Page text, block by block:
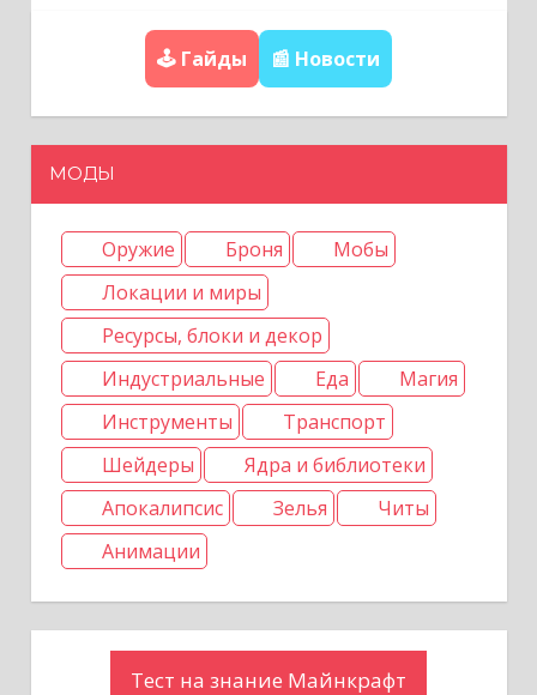
и
с
🕹️ Гайды 📰 Новости
МОДЫ
Оружие Броня
Мобы
Локации и миры
Ресурсы, блоки и декор
Индустриальные
Еда
Магия
Инструменты
Транспорт
Шейдеры
Ядра и библиотеки
Апокалипсис
Зелья
Читы
Анимации
Тест на знание Майнкрафт